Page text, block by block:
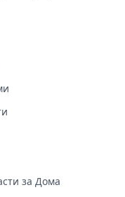
за Дома